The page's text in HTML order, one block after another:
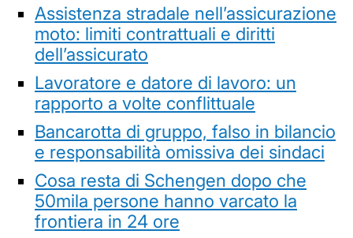
Assistenza stradale nell’assicurazione
moto: limiti contrattuali e diritti
dell’assicurato
Lavoratore e datore di lavoro: un
rapporto a volte conflittuale
Bancarotta di gruppo, falso in bilancio
e responsabilità omissiva dei sindaci
Cosa resta di Schengen dopo che
50mila persone hanno varcato la
frontiera in 24 ore